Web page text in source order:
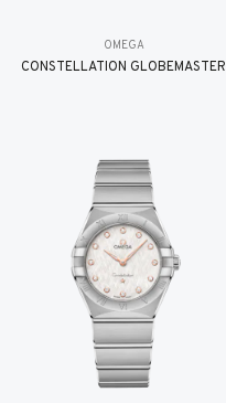
OMEGA
CONSTELLATION GLOBEMASTER